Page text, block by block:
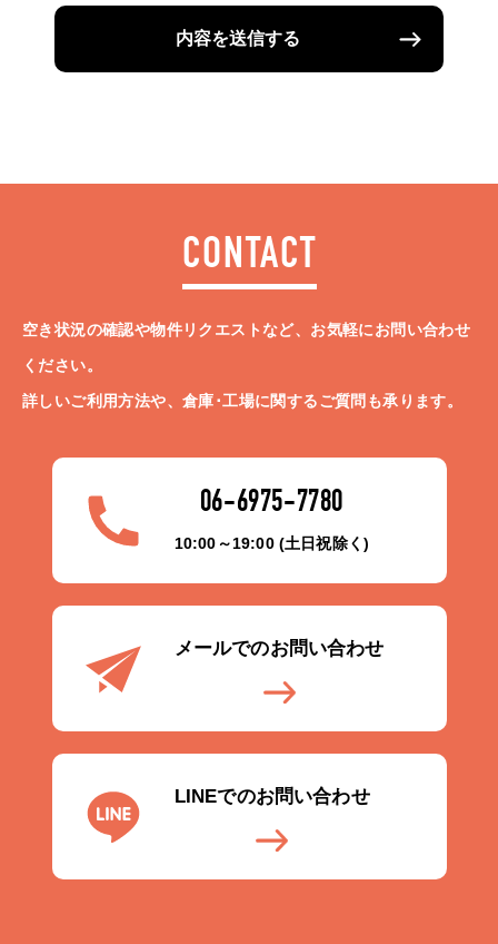
内容を送信する
CONTACT
空き状況の確認や物件リクエストなど、お気軽にお問い合わせ
ください。
詳しいご利用方法や、倉庫･工場に関するご質問も承ります。
06-6975-7780
10:00～19:00 (土日祝除く)
メールでのお問い合わせ
LINEでのお問い合わせ